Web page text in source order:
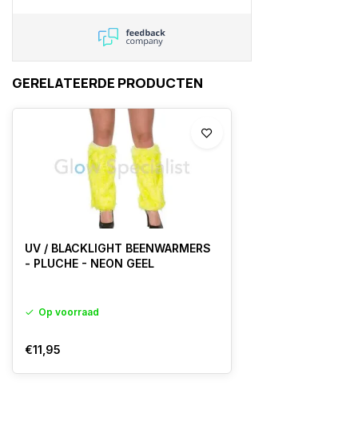
GERELATEERDE PRODUCTEN
UV / BLACKLIGHT BEENWARMERS
- PLUCHE - NEON GEEL
Op voorraad
€11,95